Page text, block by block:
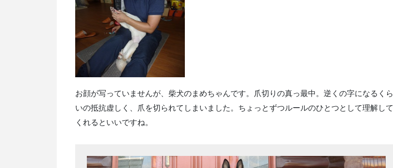
お顔が写っていませんが、柴犬のまめちゃんです。爪切りの真っ最中。逆くの字になるくら
いの抵抗虚しく、爪を切られてしまいました。ちょっとずつルールのひとつとして理解して
くれるといいですね。